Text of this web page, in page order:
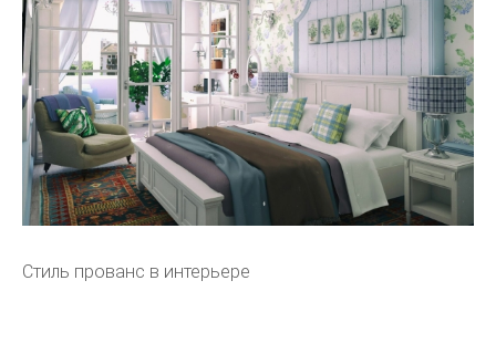
Стиль прованс в интерьере